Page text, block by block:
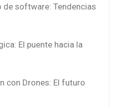
de software: Tendencias
El puente hacia la
con Drones: El futuro